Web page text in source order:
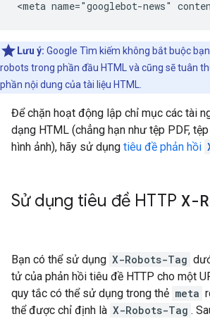
<meta name="googlebot-news"
Lưu ý: Google Tìm kiếm không bắt buộc
robots trong phần đầu HTML và cũng sẽ tuân
phần nội dung của tài liệu HTML.
Để chặn hoạt động lập chỉ mục các tài
dạng HTML (chẳng hạn như tệp PDF,
hình ảnh), hãy sử dụng tiêu đề phản hồi
Sử dụng tiêu đề HTTP X-
Bạn có thể sử dụng X-Robots-Tag
tử của phản hồi tiêu đề HTTP cho một
quy tắc có thể sử dụng trong thẻ meta
thể được chỉ định là X-Robots-Tag .